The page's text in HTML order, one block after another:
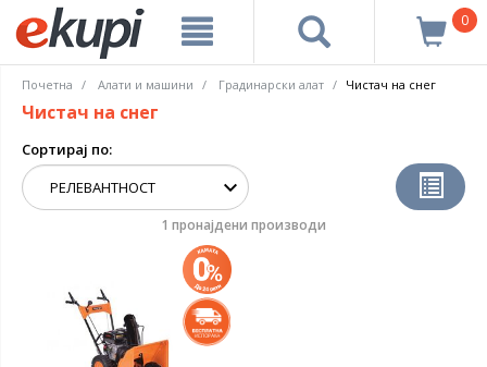
0
Почетна Алати и машини Градинарски алат Чистач на снег
Чистач на снег
Сортирај по:
1 пронајдени производи